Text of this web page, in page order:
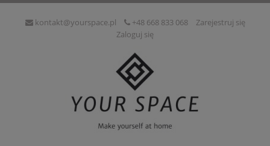
kontakt@yourspace.pl +48 668 833 068
Zarejestruj się
Zaloguj się